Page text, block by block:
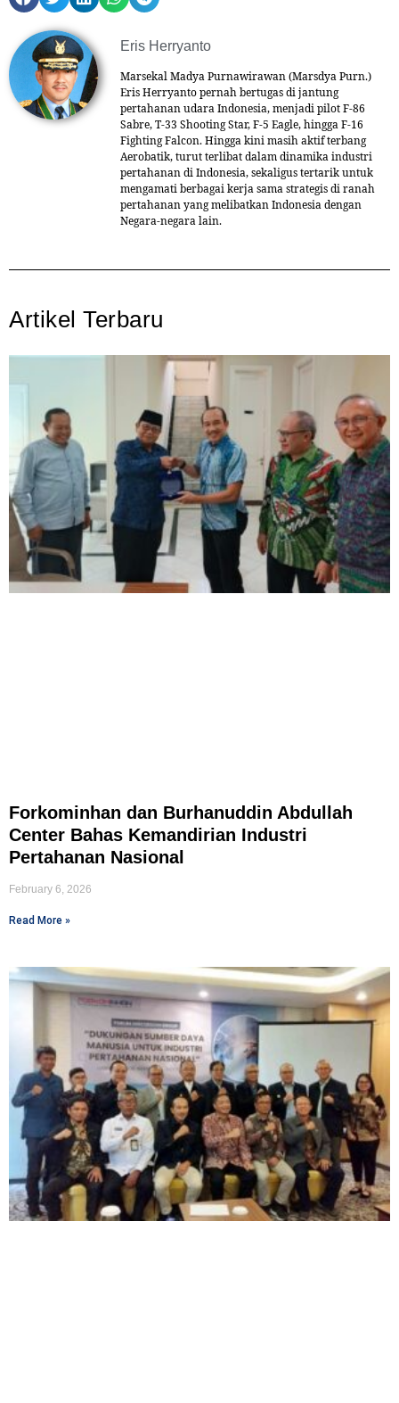
Eris Herryanto
Marsekal Madya Purnawirawan (Marsdya Purn.)
Eris Herryanto pernah bertugas di jantung
pertahanan udara Indonesia, menjadi pilot F-86
Sabre, T-33 Shooting Star, F-5 Eagle, hingga F-16
Fighting Falcon. Hingga kini masih aktif terbang
Aerobatik, turut terlibat dalam dinamika industri
pertahanan di Indonesia, sekaligus tertarik untuk
mengamati berbagai kerja sama strategis di ranah
pertahanan yang melibatkan Indonesia dengan
Negara-negara lain.
Artikel Terbaru
Forkominhan dan Burhanuddin Abdullah
Center Bahas Kemandirian Industri
Pertahanan Nasional
February 6, 2026
Read More »